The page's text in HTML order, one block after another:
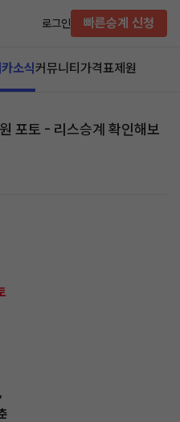
로그인 빠른승계 신청
소식커뮤니티 가격표제원
포토 - 리스승계 확인해보